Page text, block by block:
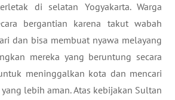
di selatan Yogyakarta. Warga
bergantian karena takut wabah
dan bisa membuat nyawa melayang
mereka yang beruntung secara
meninggalkan kota dan mencari
lebih aman. Atas kebijakan Sultan